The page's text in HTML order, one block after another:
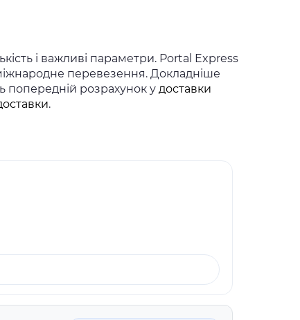
і важливі параметри. Portal Express
перевезення. Докладніше
попередній розрахунок у доставки
.